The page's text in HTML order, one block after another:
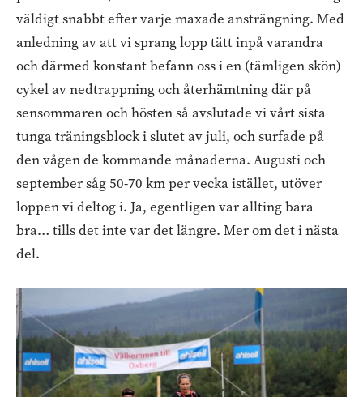
väldigt snabbt efter varje maxade ansträngning. Med
anledning av att vi sprang lopp tätt inpå varandra
och därmed konstant befann oss i en (tämligen skön)
cykel av nedtrappning och återhämtning där på
sensommaren och hösten så avslutade vi vårt sista
tunga träningsblock i slutet av juli, och surfade på
den vågen de kommande månaderna. Augusti och
september såg 50-70 km per vecka istället, utöver
loppen vi deltog i. Ja, egentligen var allting bara
bra… tills det inte var det längre. Mer om det i nästa
del.